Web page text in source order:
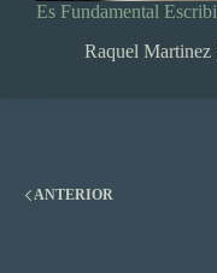
Es Fundamental
Raquel Martinez
ANTERIOR